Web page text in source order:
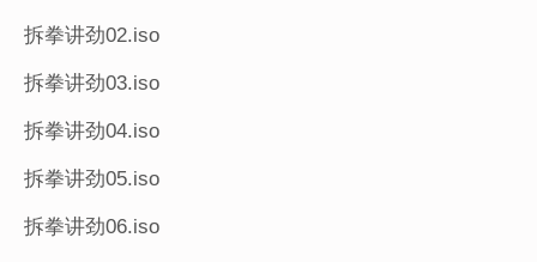
拆拳讲劲02.iso
拆拳讲劲03.iso
拆拳讲劲04.iso
拆拳讲劲05.iso
拆拳讲劲06.iso